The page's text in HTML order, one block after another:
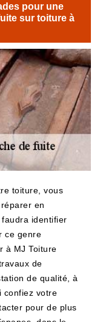
pour une
sur toiture à
toiture, vous
en
identifier
ce genre
à MJ Toiture
de
de qualité, à
confiez votre
pour de plus